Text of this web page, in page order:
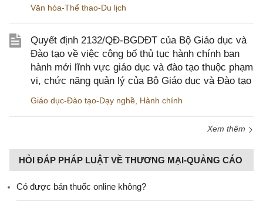
Văn hóa-Thể thao-Du lịch
Quyết định 2132/QĐ-BGDĐT của Bộ Giáo dục và
Đào tạo về việc công bố thủ tục hành chính ban
hành mới lĩnh vực giáo dục và đào tạo thuộc phạm
vi, chức năng quản lý của Bộ Giáo dục và Đào tạo
Giáo dục-Đào tạo-Dạy nghề, Hành chính
Xem thêm
HỎI ĐÁP PHÁP LUẬT VỀ THƯƠNG MẠI-QUẢNG CÁO
Có được bán thuốc online không?